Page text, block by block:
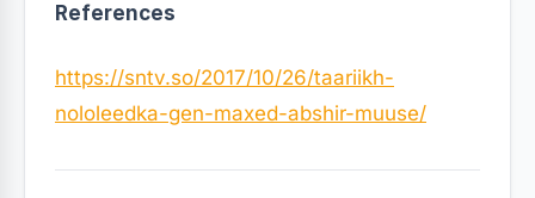
References
https://sntv.so/2017/10/26/taariikh-
nololeedka-gen-maxed-abshir-muuse/